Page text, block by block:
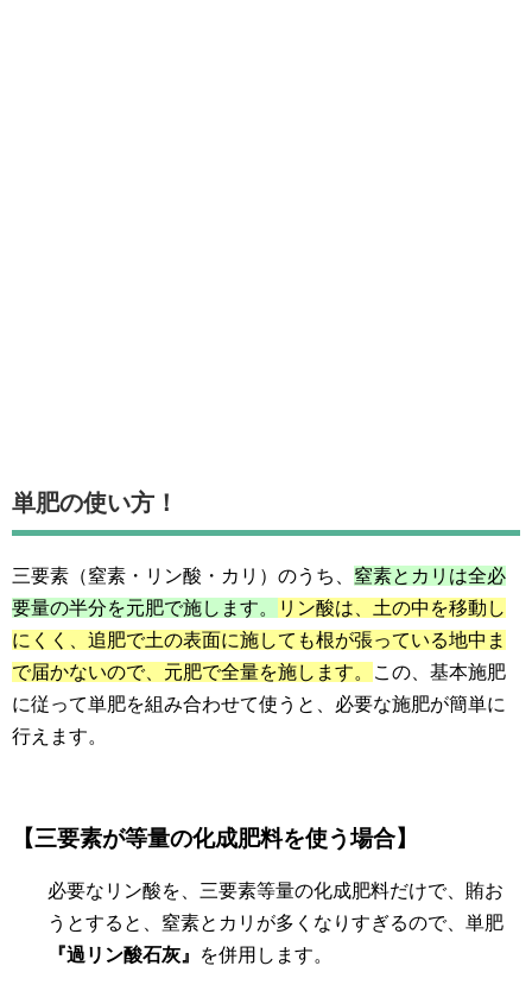
単肥の使い方！
三要素（窒素・リン酸・カリ）のうち、 窒素とカリは全必
要量の半分を元肥で施します。
リン酸は、土の中を移動し
にくく、追肥で土の表面に施しても根が張っている地中ま
で届かないので、元肥で全量を施します。
この、基本施肥
に従って単肥を組み合わせて使うと、必要な施肥が簡単に
行えます。
【三要素が等量の化成肥料を使う場合】
必要なリン酸を、三要素等量の化成肥料だけで、賄お
うとすると、窒素とカリが多くなりすぎるので、単肥
『過リン酸石灰』
を併用します。